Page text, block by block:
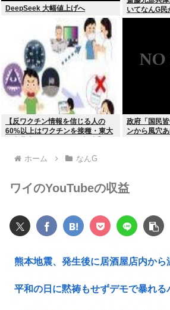
DeepSeek 大幅値上げへ
いてなんG民
【反ワクチン情報を信じる人の
60%以上はワクチンを接種・東大
の多さの双方に共通する要因は若
政府「国民
ンから風穴
ホーム なんG
ワイのYouTubeの収益
熊本地震、発生後に居酒屋店内から
平和の日に黙祷もせずデモで暴れる